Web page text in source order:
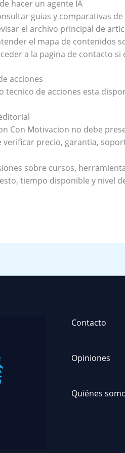
hacer un agente IA
guias y comparativas
el archivo principal de
el mapa de contenidos
a la pagina de contacto
acciones
tecnico de acciones esta
Con Motivacion no debe
verificar precio, garantia,
sobre cursos,
tiempo disponible y nivel
Contacto
Opiniones
Quiénes